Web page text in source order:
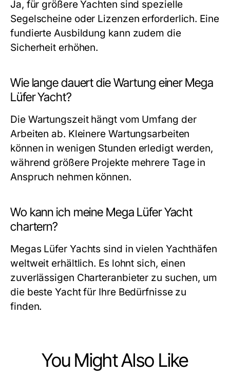
Ja, für größere Yachten sind spezielle
Segelscheine oder Lizenzen erforderlich. Eine
fundierte Ausbildung kann zudem die
Sicherheit erhöhen.
Wie lange dauert die Wartung einer Mega
Lüfer Yacht?
Die Wartungszeit hängt vom Umfang der
Arbeiten ab. Kleinere Wartungsarbeiten
können in wenigen Stunden erledigt werden,
während größere Projekte mehrere Tage in
Anspruch nehmen können.
Wo kann ich meine Mega Lüfer Yacht
chartern?
Megas Lüfer Yachts sind in vielen Yachthäfen
weltweit erhältlich. Es lohnt sich, einen
zuverlässigen Charteranbieter zu suchen, um
die beste Yacht für Ihre Bedürfnisse zu
finden.
You Might Also Like